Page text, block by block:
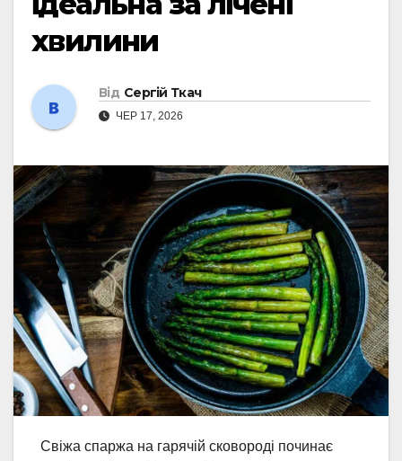
хвилини
Від Сергій Ткач
ЧЕР 17, 2026
Свіжа спаржа на гарячій сковороді починає